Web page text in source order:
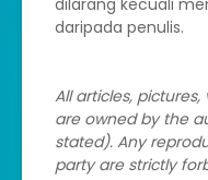
daripada penulis.
All articles,
are owned by the
stated). Any
party are strictly